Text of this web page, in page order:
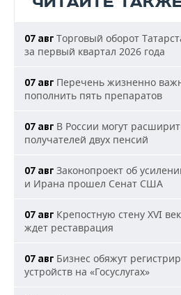
07 авг Торговый оборот
за первый квартал 2026 года
07 авг Перечень жизненно
пополнить пять препаратов
07 авг В России могут
получателей двух пенсий
07 авг Законопроект об
и Ирана прошел Сенат США
07 авг Крепостную стену XVI
ждет реставрация
07 авг Бизнес обяжут
устройств на «Госуслугах»